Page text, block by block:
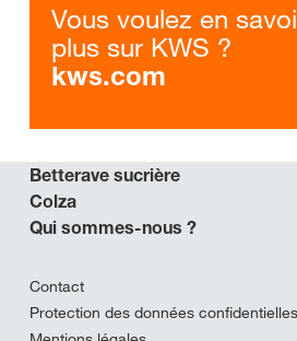
Vous voulez en
plus sur KWS ?
kws.com
Betterave sucrière
Colza
Qui sommes-nous ?
Contact
Protection des données confidentielles